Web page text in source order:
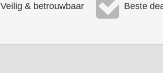
Veilig & betrouwbaar Beste